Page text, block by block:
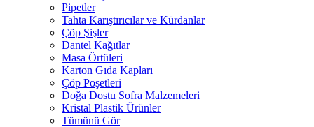
Pipetler
Tahta Karıştırıcılar ve Kürdanlar
Çöp Şişler
Dantel Kağıtlar
Masa Örtüleri
Karton Gıda Kapları
Çöp Poşetleri
Doğa Dostu Sofra Malzemeleri
Kristal Plastik Ürünler
Tümünü Gör